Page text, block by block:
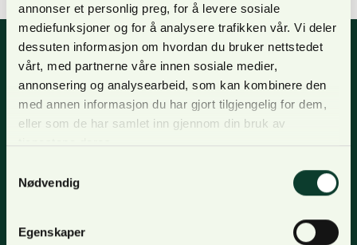
annonser et personlig preg, for å levere sosiale
mediefunksjoner og for å analysere trafikken vår. Vi deler
dessuten informasjon om hvordan du bruker nettstedet
vårt, med partnerne våre innen sosiale medier,
annonsering og analysearbeid, som kan kombinere den
med annen informasjon du har gjort tilgjengelig for dem,
eller som de har samlet inn gjennom din bruk av
Nødvendig
Egenskaper
Nyhetsbrev
For oppdateringer, nyheter og skogfaglige artikler,
Meld deg på